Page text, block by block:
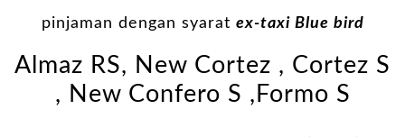
pinjaman dengan syarat ex-taxi Blue bird
Almaz RS, New Cortez , Cortez S
, New Confero S ,Formo S